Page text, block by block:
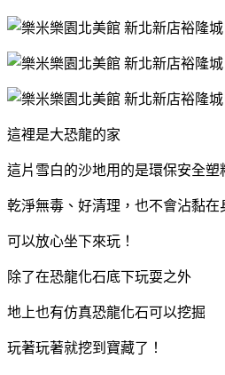
這裡是大恐龍的家
這片雪白的沙地用的是環保安全塑
乾淨無毒、好清理，也不會沾黏在
可以放心坐下來玩！
除了在恐龍化石底下玩耍之外
地上也有仿真恐龍化石可以挖掘
玩著玩著就挖到寶藏了！